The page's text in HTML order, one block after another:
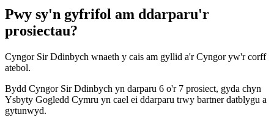
Pwy sy'n gyfrifol am ddarparu'r
prosiectau?
Cyngor Sir Ddinbych wnaeth y cais am gyllid a'r Cyngor yw'r corff
atebol.
Bydd Cyngor Sir Ddinbych yn darparu 6 o'r 7 prosiect, gyda chyn
Ysbyty Gogledd Cymru yn cael ei ddarparu trwy bartner datblygu a
gytunwyd.